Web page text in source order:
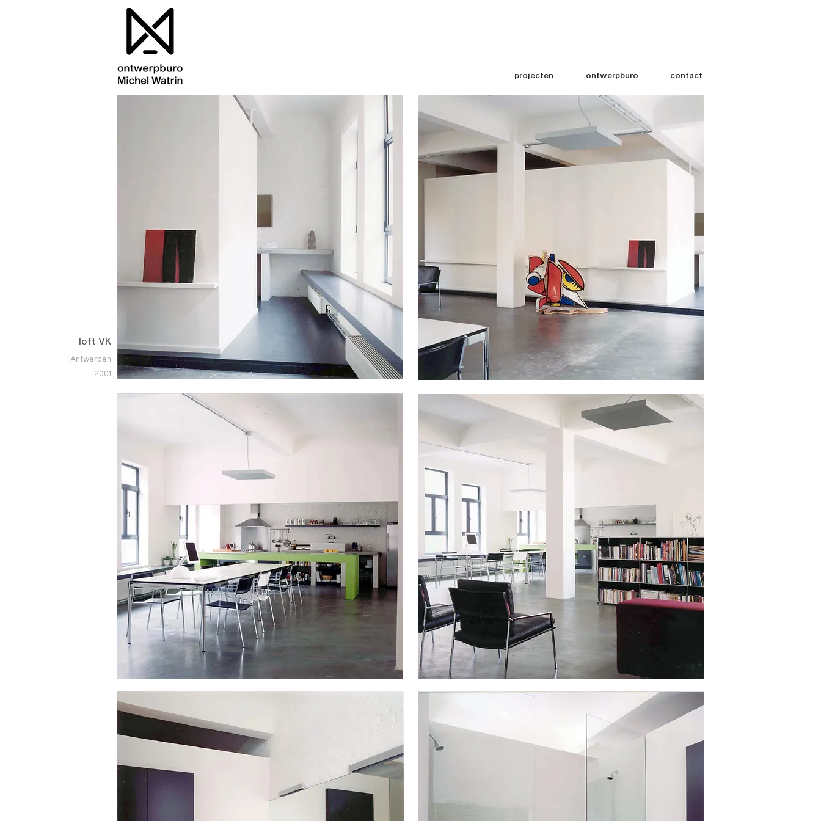
projecten ontwerpburo contact
loft VK
Antwerpen
2001